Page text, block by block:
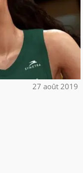
27 août 2019